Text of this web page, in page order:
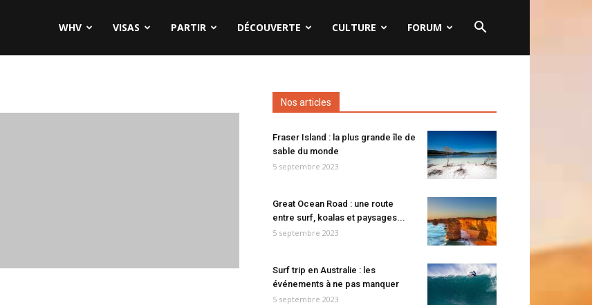
WHV VISAS PARTIR DÉCOUVERTE CULTURE FORUM
Nos articles
Fraser Island : la plus grande île de
sable du monde
5 septembre 2023
Great Ocean Road : une route
entre surf, koalas et paysages...
5 septembre 2023
Surf trip en Australie : les
événements à ne pas manquer
5 septembre 2023